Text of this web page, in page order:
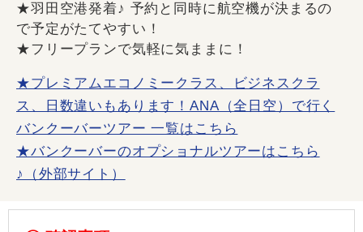
★羽田空港発着♪ 予約と同時に航空機が決まるの
で予定がたてやすい！
★フリープランで気軽に気ままに！
★プレミアムエコノミークラス、ビジネスクラ
ス、日数違いもあります！ANA（全日空）で行く
バンクーバーツアー 一覧はこちら
★バンクーバーのオプショナルツアーはこちら
♪（外部サイト）